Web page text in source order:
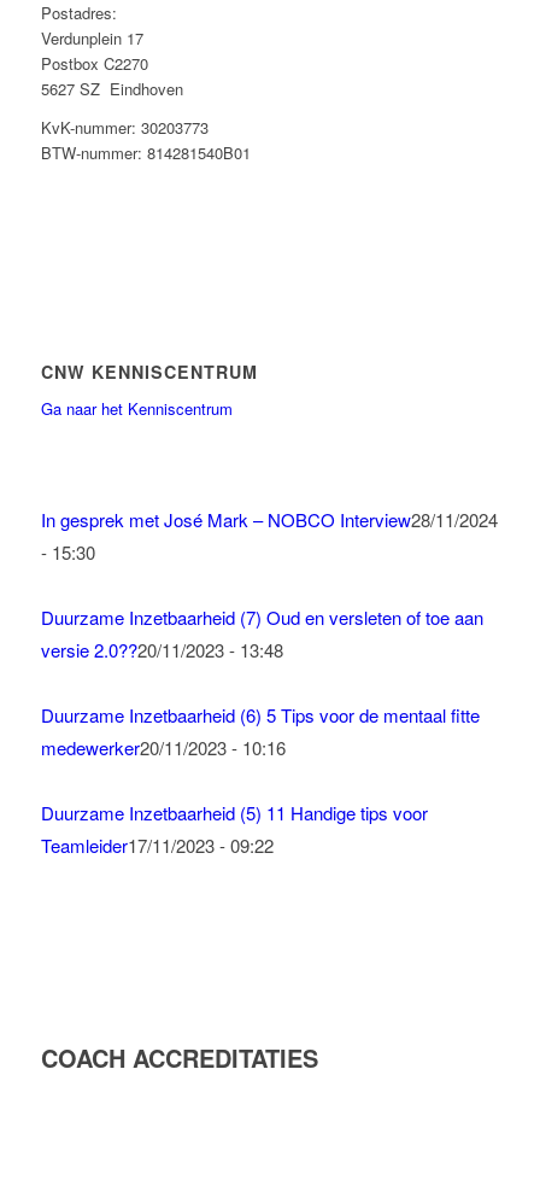
Postadres:
Verdunplein 17
Postbox C2270
5627 SZ Eindhoven
KvK-nummer: 30203773
BTW-nummer: 814281540B01
CNW KENNISCENTRUM
Ga naar het Kenniscentrum
In gesprek met José Mark – NOBCO Interview28/11/2024
- 15:30
Duurzame Inzetbaarheid (7) Oud en versleten of toe aan
versie 2.0??20/11/2023 - 13:48
Duurzame Inzetbaarheid (6) 5 Tips voor de mentaal fitte
medewerker20/11/2023 - 10:16
Duurzame Inzetbaarheid (5) 11 Handige tips voor
Teamleider17/11/2023 - 09:22
COACH ACCREDITATIES